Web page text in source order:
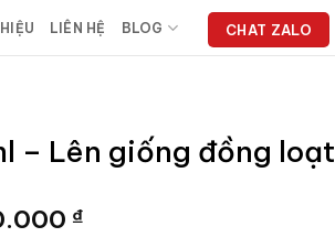
LIÊN HỆ BLOG CHAT ZALO
– Lên giống đồng loạt
₫Giá